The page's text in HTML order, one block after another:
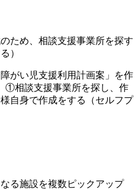
ため、相談支援事業所を探す
）
がい児支援利用計画案」を作
①相談支援事業所を探し、作
自身で作成をする（セルフプ
る施設を複数ピックアップ